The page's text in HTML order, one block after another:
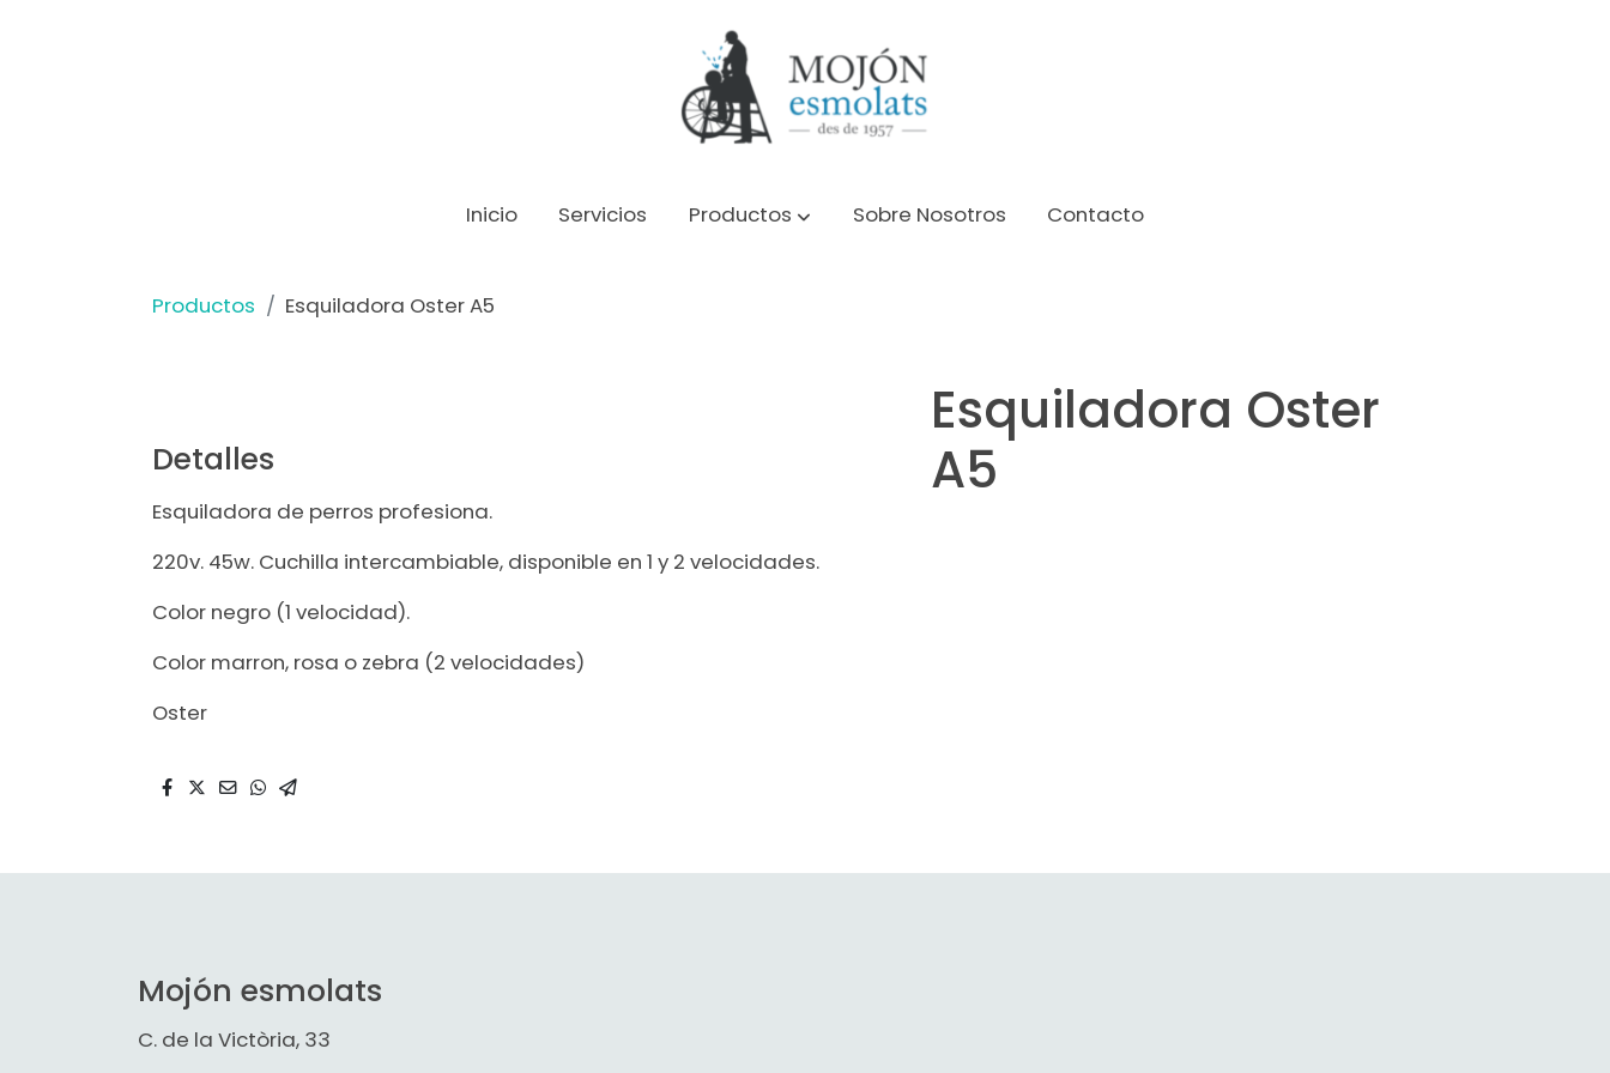
Inicio Servicios Productos Sobre Nosotros Contacto
Productos Esquiladora Oster A5
Detalles
Esquiladora de perros profesiona.
220v. 45w. Cuchilla intercambiable, disponible en 1 y 2 velocidades.
Color negro (1 velocidad).
Color marron, rosa o zebra (2 velocidades)
Oster
Esquiladora Oster
A5
Mojón esmolats
C. de la Victòria, 33